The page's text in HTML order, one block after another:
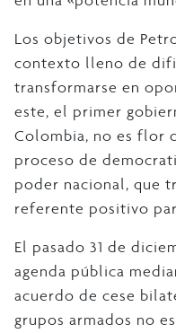
Los objetivos de
contexto lleno de
transformarse en
este, el primer
Colombia, no es flor
proceso de
poder nacional, que
referente positivo
El pasado 31 de
agenda pública
acuerdo de cese
grupos armados no